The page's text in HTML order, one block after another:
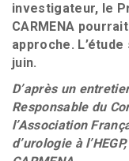
investigateur, le
CARMENA
approche.
juin.
D’après un
Responsable du
l’Association
d’urologie à